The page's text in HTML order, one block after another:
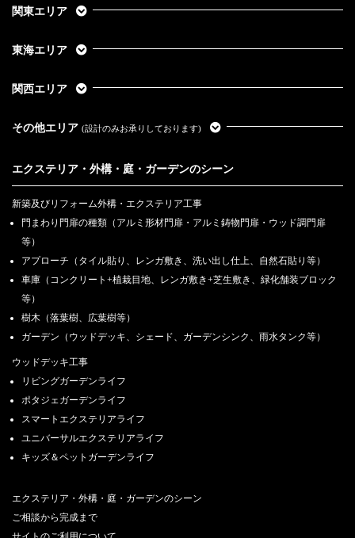
関東エリア
東海エリア
関西エリア
その他エリア (設計のみお承りしております)
エクステリア・外構・庭・ガーデンのシーン
新築及びリフォーム外構・エクステリア工事
門まわり門扉の種類（アルミ形材門扉・アルミ鋳物門扉・ウッド調門扉
等）
アプローチ（タイル貼り、レンガ敷き、洗い出し仕上、自然石貼り等）
車庫（コンクリート+植栽目地、レンガ敷き+芝生敷き、緑化舗装ブロック
等）
樹木（落葉樹、広葉樹等）
ガーデン（ウッドデッキ、シェード、ガーデンシンク、雨水タンク等）
ウッドデッキ工事
リビングガーデンライフ
ポタジェガーデンライフ
スマートエクステリアライフ
ユニバーサルエクステリアライフ
キッズ＆ペットガーデンライフ
エクステリア・外構・庭・ガーデンのシーン
ご相談から完成まで